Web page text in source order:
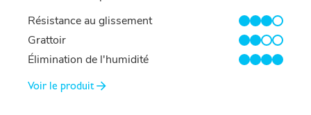
Résistance au glissement
3/4
Grattoir
2/4
Élimination de l'humidité
4/4
Voir le produit